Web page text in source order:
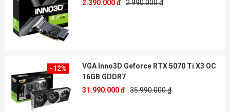
2.390.000 đ 2.990.000 ₫
-12%
VGA Inno3D Geforce RTX 5070 Ti X3 OC
16GB GDDR7
31.990.000 đ 35.990.000 ₫